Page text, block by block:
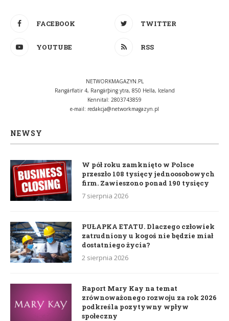
FACEBOOK TWITTER
YOUTUBE RSS
NETWORKMAGAZYN.PL
Rangárflatir 4, Rangárþing ytra, 850 Hella, Iceland
Kennital: 2803743859
e-mail: redakcja@networkmagazyn.pl
NEWSY
W pół roku zamknięto w Polsce
przeszło 108 tysięcy jednoosobowych
firm. Zawieszono ponad 190 tysięcy
7 sierpnia 2026
PUŁAPKA ETATU. Dlaczego człowiek
zatrudniony u kogoś nie będzie miał
dostatniego życia?
2 sierpnia 2026
Raport Mary Kay na temat
zrównoważonego rozwoju za rok 2026
podkreśla pozytywny wpływ
społeczny